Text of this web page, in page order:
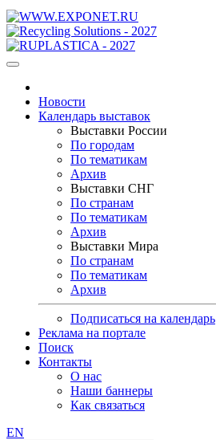
Новости
Календарь выставок
Выставки России
По городам
По тематикам
Архив
Выставки СНГ
По странам
По тематикам
Архив
Выставки Мира
По странам
По тематикам
Архив
Подписаться на календарь
Реклама на портале
Поиск
Контакты
О нас
Наши баннеры
Как связаться
EN